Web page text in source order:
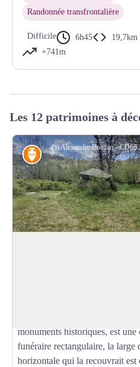
Randonnée transfrontalière
Difficile 6h45
19,7km
+741m
Les 12 patrimoines à
(ɔ) Alexandre Bouzan - CD66
Archéologie
monuments historiques, est une
funéraire rectangulaire, la large
horizontale qui la recouvrait est